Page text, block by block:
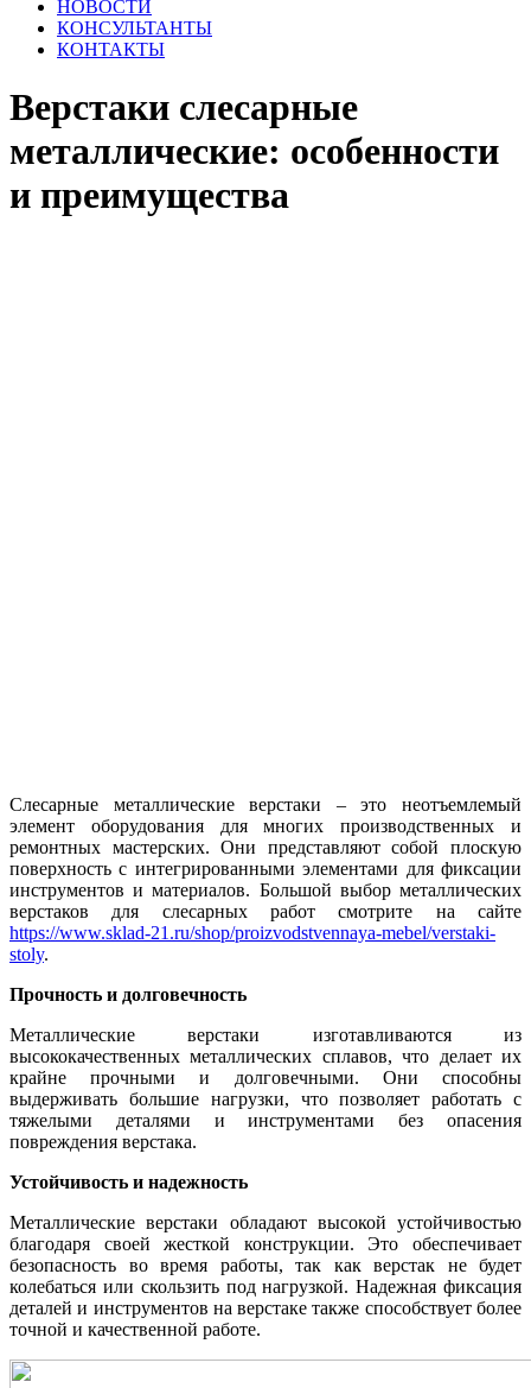
НОВОСТИ
КОНСУЛЬТАНТЫ
КОНТАКТЫ
Верстаки слесарные
металлические: особенности
и преимущества
Слесарные металлические верстаки – это неотъемлемый
элемент оборудования для многих производственных и
ремонтных мастерских. Они представляют собой плоскую
поверхность с интегрированными элементами для фиксации
инструментов и материалов. Большой выбор металлических
верстаков для слесарных работ смотрите на сайте
https://www.sklad-21.ru/shop/proizvodstvennaya-mebel/verstaki-
stoly.
Прочность и долговечность
Металлические верстаки изготавливаются из
высококачественных металлических сплавов, что делает их
крайне прочными и долговечными. Они способны
выдерживать большие нагрузки, что позволяет работать с
тяжелыми деталями и инструментами без опасения
повреждения верстака.
Устойчивость и надежность
Металлические верстаки обладают высокой устойчивостью
благодаря своей жесткой конструкции. Это обеспечивает
безопасность во время работы, так как верстак не будет
колебаться или скользить под нагрузкой. Надежная фиксация
деталей и инструментов на верстаке также способствует более
точной и качественной работе.